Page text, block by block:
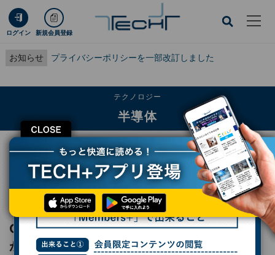
ログイン 新規会員登録
お知らせ プライバシーポリシーを一部改訂しました
CLOSE
テクノロジー
半導体
TECH+ テクノロジー
半導体
GFが中国企業への半導体違法出荷で米商務省が罰金、TSMCもHuaweiへ輸出疑
レポート
GFが中国企業への半導体違法出荷で米商務省
が罰金、TSMCもHuaweiへ輸出疑惑